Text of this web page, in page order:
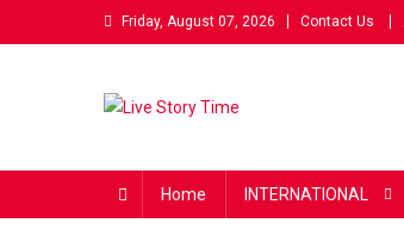
to
Friday, August 07, 2026 Contact Us
Home INTERNATIONAL